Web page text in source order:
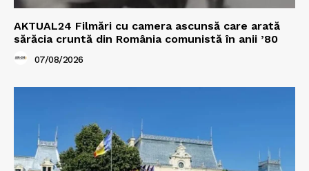
AKTUAL24 Filmări cu camera ascunsă care arată
sărăcia cruntă din România comunistă în anii ’80
07/08/2026